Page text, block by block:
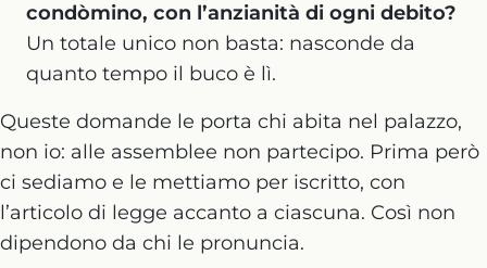
condòmino, con l’anzianità di ogni debito?
Un totale unico non basta: nasconde da
quanto tempo il buco è lì.
Queste domande le porta chi abita nel palazzo,
non io: alle assemblee non partecipo. Prima però
ci sediamo e le mettiamo per iscritto, con
l’articolo di legge accanto a ciascuna. Così non
dipendono da chi le pronuncia.